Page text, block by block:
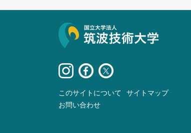
サイト情報
このサイトについて
サイトマップ
お問い合わせ